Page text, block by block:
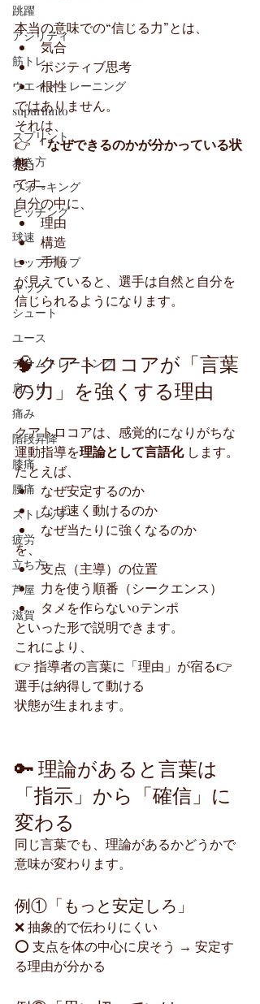
跳躍
アジリティ
筋トレ
ウエイトトレーニング
supurinnto
スプリント
歩き方
ウォーキング
ピッチング
球速
ヒップアップ
キック
シュート
ユース
チームトレーニング
肩こり
痛み
階段昇降
膝痛
腰痛
ストレッチ
疲労
立ち方
芦屋
滋賀
本当の意味での“信じる力”とは、
気合
ポジティブ思考
根性
ではありません。
それは、
👉 「なぜできるのかが分かっている状
態」
です。
自分の中に、
理由
構造
手順
が見えていると、選手は自然と自分を
信じられるようになります。
🧠 クアトロコアが「言葉
の力」を強くする理由
クアトロコアは、感覚的になりがちな
運動指導を理論として言語化 します。
たとえば、
なぜ安定するのか
なぜ速く動けるのか
なぜ当たりに強くなるのか
を、
支点（主導）の位置
力を使う順番（シークエンス）
タメを作らない0テンポ
といった形で説明できます。
これにより、
👉 指導者の言葉に「理由」が宿る👉
選手は納得して動ける
状態が生まれます。
🔑 理論があると言葉は
「指示」から「確信」に
変わる
同じ言葉でも、理論があるかどうかで
意味が変わります。
例①「もっと安定しろ」
❌ 抽象的で伝わりにくい
⭕ 支点を体の中心に戻そう → 安定す
る理由が分かる